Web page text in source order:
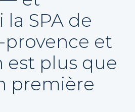
SPA de
et
est plus que
première